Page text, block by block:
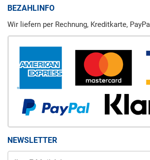
BEZAHLINFO
Wir liefern per Rechnung, Kreditkarte,
NEWSLETTER